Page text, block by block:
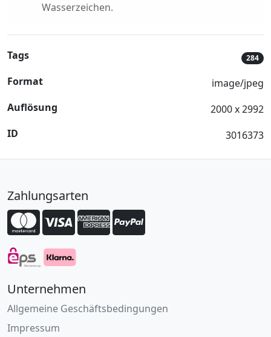
Wasserzeichen.
Tags 284
Format
image/jpeg
Auflösung
2000 x 2992
ID
3016373
Zahlungsarten
Unternehmen
Allgemeine Geschäftsbedingungen
Impressum